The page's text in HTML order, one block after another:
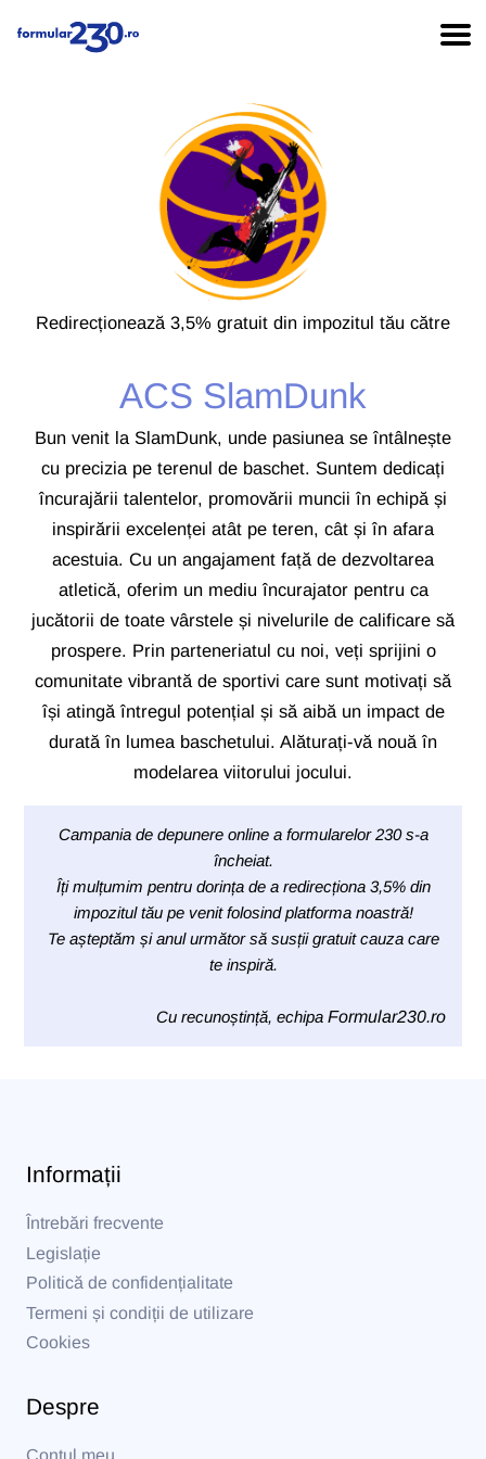
Redirecționează 3,5% gratuit din impozitul tău către
ACS SlamDunk
Bun venit la SlamDunk, unde pasiunea se întâlnește
cu precizia pe terenul de baschet. Suntem dedicați
încurajării talentelor, promovării muncii în echipă și
inspirării excelenței atât pe teren, cât și în afara
acestuia. Cu un angajament față de dezvoltarea
atletică, oferim un mediu încurajator pentru ca
jucătorii de toate vârstele și nivelurile de calificare să
prospere. Prin parteneriatul cu noi, veți sprijini o
comunitate vibrantă de sportivi care sunt motivați să
își atingă întregul potențial și să aibă un impact de
durată în lumea baschetului. Alăturați-vă nouă în
modelarea viitorului jocului.
Campania de depunere online a formularelor 230 s-a
încheiat.
Îți mulțumim pentru dorința de a redirecționa 3,5% din
impozitul tău pe venit folosind platforma noastră!
Te așteptăm și anul următor să susții gratuit cauza care
te inspiră.
Cu recunoștință, echipa Formular230.ro
Informații
Întrebări frecvente
Legislație
Politică de confidențialitate
Termeni și condiții de utilizare
Cookies
Despre
Contul meu